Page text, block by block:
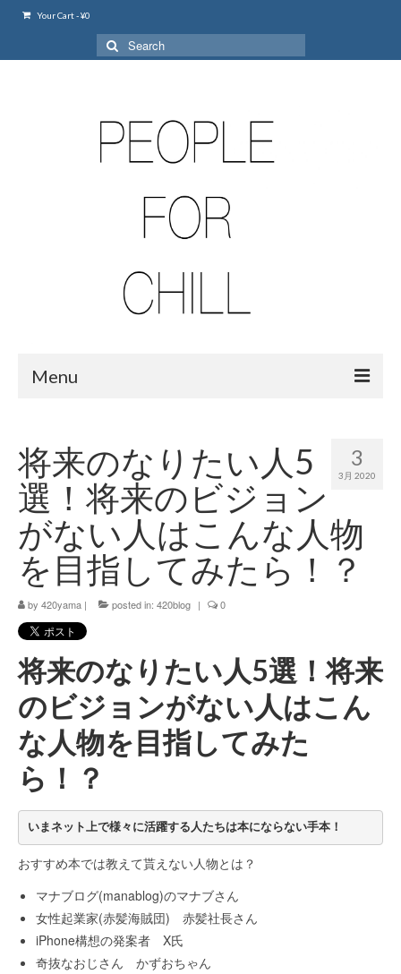
Your Cart-¥0
Search
for:
Menu
420 shibuya_info
420 shibuya_access
420 shibuya_shop
Instagram:420shibuya_official
About:FOUR TWENTY SHIBUYA
YouTube:420shibuya
420 Blog Full
www.h4wp.com
420friendly 通販
3
3月 2020
将来のなりたい人5
選！将来のビジョン
がない人はこんな人物
を目指してみたら！？
by 420yama | posted in: 420blog | 0
将来のなりたい人5選！将来
のビジョンがない人はこん
な人物を目指してみた
ら！？
いまネット上で様々に活躍する人たちは本にならない手本！
おすすめ本では教えて貰えない人物とは？
マナブログ(manablog)のマナブさん
女性起業家(赤髪海賊団) 赤髪社長さん
iPhone構想の発案者 X氏
奇抜なおじさん かずおちゃん